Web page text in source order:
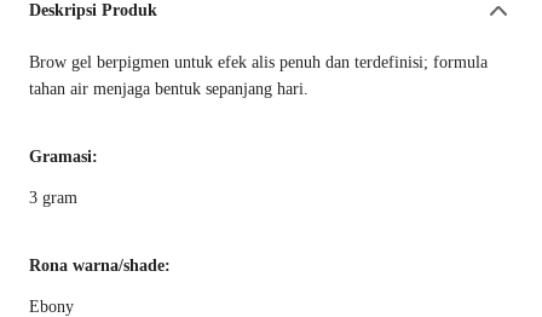
Deskripsi Produk
Brow gel berpigmen untuk efek alis penuh dan terdefinisi; formula
tahan air menjaga bentuk sepanjang hari.
Gramasi:
3 gram
Rona warna/shade:
Ebony